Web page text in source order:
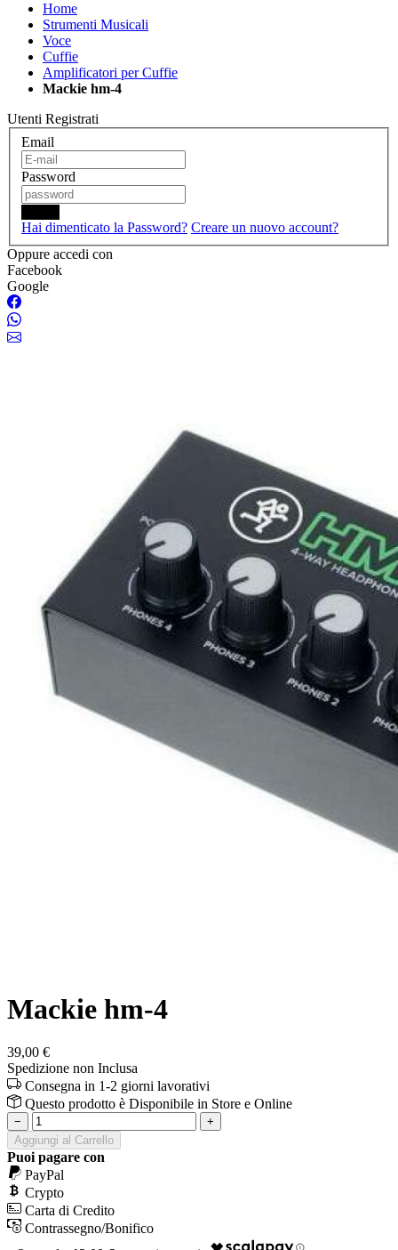
Home
Strumenti Musicali
Voce
Cuffie
Amplificatori per Cuffie
Mackie hm-4
Utenti Registrati
Email
Password
Hai dimenticato la Password? Creare un nuovo account?
Oppure accedi con
Facebook
Google
Mackie hm-4
39,00 €
Spedizione non Inclusa
Consegna in 1-2 giorni lavorativi
Questo prodotto è Disponibile in Store e Online
−
+
Aggiungi al Carrello
Puoi pagare con
PayPal
Crypto
Carta di Credito
Contrassegno/Bonifico